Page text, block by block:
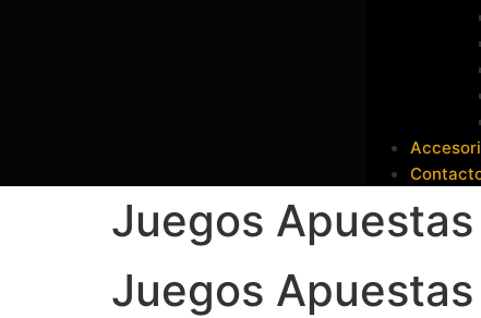
Juegos
Juegos